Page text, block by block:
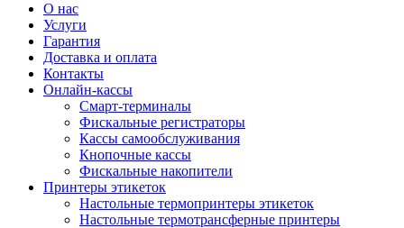
О нас
Услуги
Гарантия
Доставка и оплата
Контакты
Онлайн-кассы
Смарт-терминалы
Фискальные регистраторы
Кассы самообслуживания
Кнопочные кассы
Фискальные накопители
Принтеры этикеток
Настольные термопринтеры этикеток
Настольные термотрансферные принтеры